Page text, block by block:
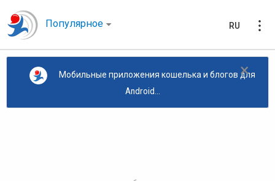
Популярное RU
×
Мобильные приложения кошелька и блогов для
Android...